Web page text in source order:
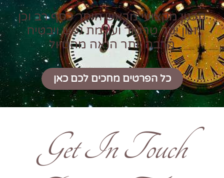
תכנון מקצועי מראש חוסך כסף רב וכן
זמן יקר טרטור ועוגמת נפש ויבטיח
הרבה יותר הנאה מהטיול
כל הפרטים מחכים לכם כאן
Get In Touch